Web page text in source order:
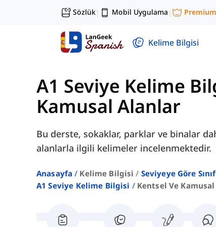
Sözlük| Mobil Uygulama | Premium
Kelime Bilgisi
A1 Seviye Kelime
Kamusal Alanlar
Bu derste, sokaklar, parklar ve binalar
alanlarla ilgili kelimeler incelenmektedir.
Anasayfa Kelime Bilgisi
Seviyeye Göre
A1 Seviye Kelime Bilgisi
Kentsel Ve